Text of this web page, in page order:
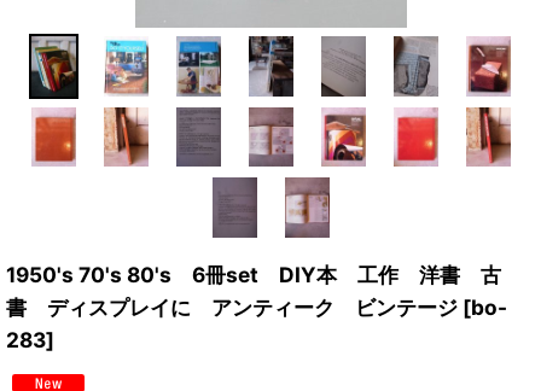
1950's 70's 80's 6冊set DIY本 工作 洋書 古
書 ディスプレイに アンティーク ビンテージ [bo-
283]